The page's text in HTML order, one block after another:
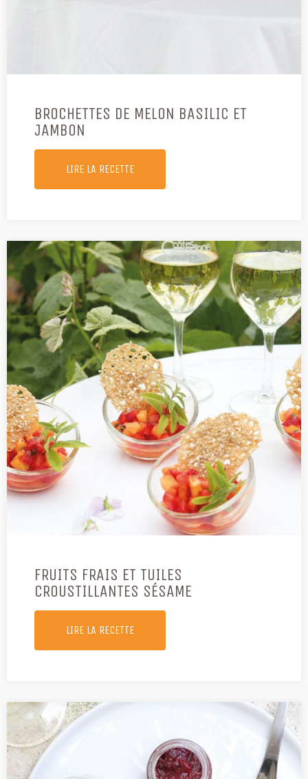
BROCHETTES DE MELON BASILIC ET
JAMBON
LIRE LA RECETTE
FRUITS FRAIS ET TUILES
CROUSTILLANTES SÉSAME
LIRE LA RECETTE